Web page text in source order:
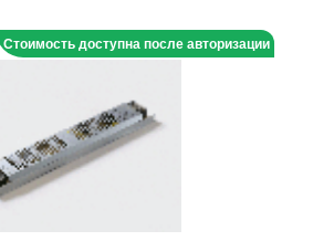
Стоимость доступна после авторизации